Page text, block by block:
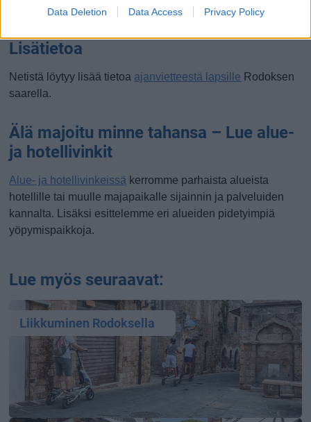
Data Deletion Data Access Privacy Policy
myös pelata klassisia videopelejä ja flippereitä
Lisätietoa
Netistä löytyy lisää tietoa ajanvietteestä lapsille Rodoksen
saarella.
Älä majoitu minne tahansa – Lue alue-
ja hotellivinkit
Alue- ja hotellivinkeissä kerromme parhaista alueista
hotellille tai muulle majapaikalle sijainnin ja palveluiden
kannalta. Lisäksi esittelemme eri alueiden pidetyimpiä
yöpymispaikkoja.
Lue myös seuraavat:
Liikkuminen Rodoksella